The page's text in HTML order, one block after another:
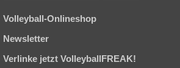
Volleyball-Onlineshop
Newsletter
Verlinke jetzt VolleyballFREAK!